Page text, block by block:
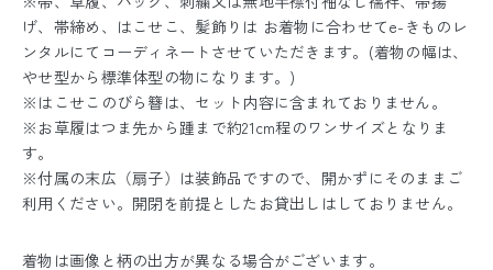
げ、帯締め、はこせこ、髪飾りは お着物に合わせてe-きものレ
ンタルにてコーディネートさせていただきます。(着物の幅は、
やせ型から標準体型の物になります。)
※はこせこのびら簪は、セット内容に含まれておりません。
※お草履はつま先から踵まで約21cm程のワンサイズとなりま
す。
※付属の末広（扇子）は装飾品ですので、開かずにそのままご
利用ください。開閉を前提としたお貸出しはしておりません。
着物は画像と柄の出方が異なる場合がございます。